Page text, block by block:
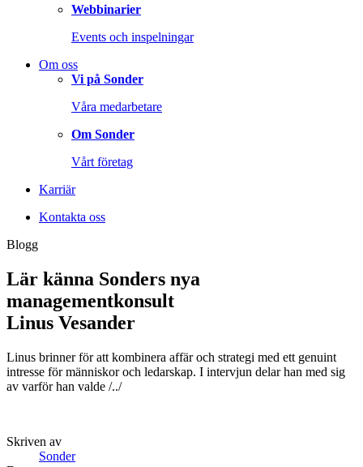
Webbinarier
Events och inspelningar
Om oss
Vi på Sonder
Våra medarbetare
Om Sonder
Vårt företag
Karriär
Kontakta oss
Blogg
Lär känna Sonders nya
managementkonsult
Linus Vesander
Linus brinner för att kombinera affär och strategi med ett genuint
intresse för människor och ledarskap. I intervjun delar han med sig
av varför han valde /../
Skriven av
Sonder